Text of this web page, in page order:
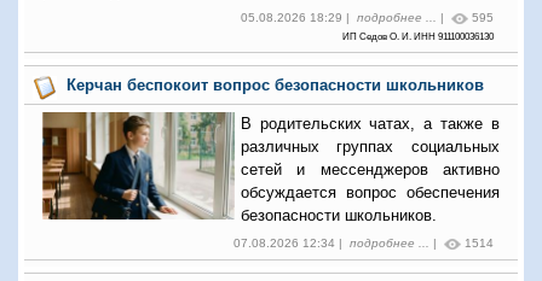
05.08.2026 18:29 | подробнее ... | 595
ИП Седов О. И. ИНН 911100036130
Керчан беспокоит вопрос безопасности школьников
В родительских чатах, а также в
различных группах социальных
сетей и мессенджеров активно
обсуждается вопрос обеспечения
безопасности школьников.
07.08.2026 12:34 | подробнее ... | 1514